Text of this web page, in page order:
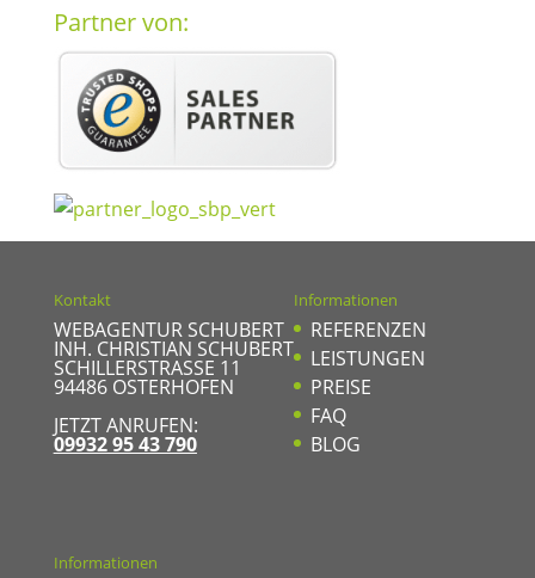
Partner von:
Kontakt
WEBAGENTUR SCHUBERT
INH. CHRISTIAN SCHUBERT
SCHILLERSTRASSE 11
94486OSTERHOFEN
JETZT ANRUFEN:
09932 95 43 790
Informationen
REFERENZEN
LEISTUNGEN
PREISE
FAQ
BLOG
Informationen